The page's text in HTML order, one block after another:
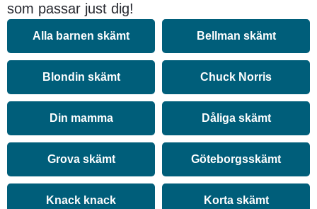
som passar just dig!
Alla barnen skämt Bellman skämt
Blondin skämt Chuck Norris
Din mamma Dåliga skämt
Grova skämt Göteborgsskämt
Knack knack Korta skämt